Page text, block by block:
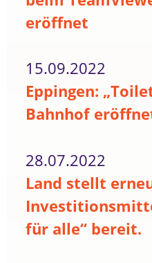
eröffnet
15.09.2022
Eppingen:
Bahnhof
28.07.2022
Land stellt
für alle“ bereit.